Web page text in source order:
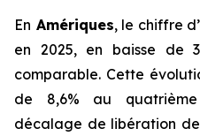
En Amériques, le chiffre
en 2025, en baisse de
comparable. Cette
de 8,6% au
décalage de libération